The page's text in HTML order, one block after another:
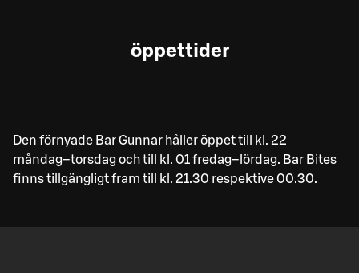
öppettider
Den förnyade Bar Gunnar håller öppet till kl. 22
måndag–torsdag och till kl. 01 fredag–lördag. Bar Bites
finns tillgängligt fram till kl. 21.30 respektive 00.30.